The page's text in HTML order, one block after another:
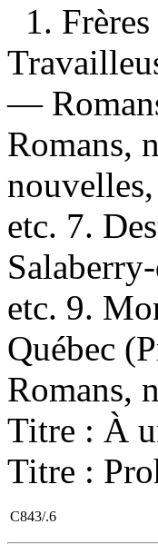
1.
—
Romans,
etc. 7.
etc. 9.
Québec
Romans,
Titre : À
Titre :
C843/.6